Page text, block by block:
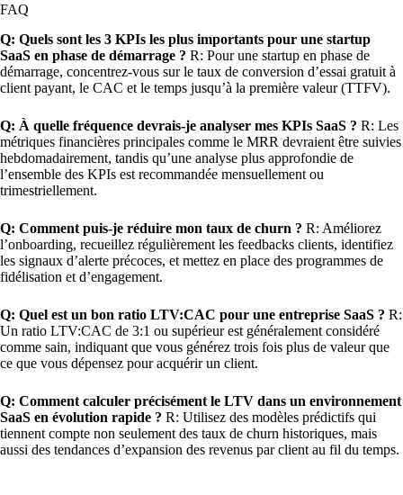
FAQ
Q: Quels sont les 3 KPIs les plus importants pour une startup
SaaS en phase de démarrage ? R: Pour une startup en phase de
démarrage, concentrez-vous sur le taux de conversion d’essai gratuit à
client payant, le CAC et le temps jusqu’à la première valeur (TTFV).
Q: À quelle fréquence devrais-je analyser mes KPIs SaaS ? R: Les
métriques financières principales comme le MRR devraient être suivies
hebdomadairement, tandis qu’une analyse plus approfondie de
l’ensemble des KPIs est recommandée mensuellement ou
trimestriellement.
Q: Comment puis-je réduire mon taux de churn ? R: Améliorez
l’onboarding, recueillez régulièrement les feedbacks clients, identifiez
les signaux d’alerte précoces, et mettez en place des programmes de
fidélisation et d’engagement.
Q: Quel est un bon ratio LTV:CAC pour une entreprise SaaS ? R:
Un ratio LTV:CAC de 3:1 ou supérieur est généralement considéré
comme sain, indiquant que vous générez trois fois plus de valeur que
ce que vous dépensez pour acquérir un client.
Q: Comment calculer précisément le LTV dans un environnement
SaaS en évolution rapide ? R: Utilisez des modèles prédictifs qui
tiennent compte non seulement des taux de churn historiques, mais
aussi des tendances d’expansion des revenus par client au fil du temps.